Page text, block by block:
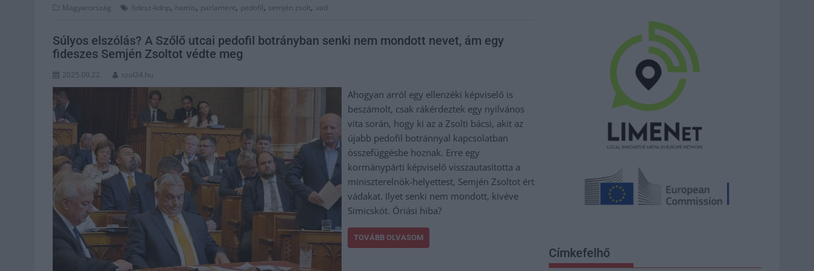
Magyarország fidesz-kdnp, hamis, parlament, pedofil, semjén zsolt, vad
Súlyos elszólás? A Szőlő utcai pedofil botrányban senki nem mondott nevet, ám egy
fideszes Semjén Zsoltot védte meg
2025.09.22. szol24.hu
Ahogyan arról egy ellenzéki képviselő is
beszámolt, csak rákérdeztek egy nyilvános
vita során, hogy ki az a Zsolti bácsi, akit az
újabb pedofil botránnyal kapcsolatban
összefüggésbe hoznak. Erre egy
kormánypárti képviselő visszautasította a
miniszterelnök-helyettest, Semjén Zsoltot ért
vádakat. Ilyet senki nem mondott, kivéve
Simicskót. Óriási hiba?
TOVÁBB OLVASOM
Címkefelhő